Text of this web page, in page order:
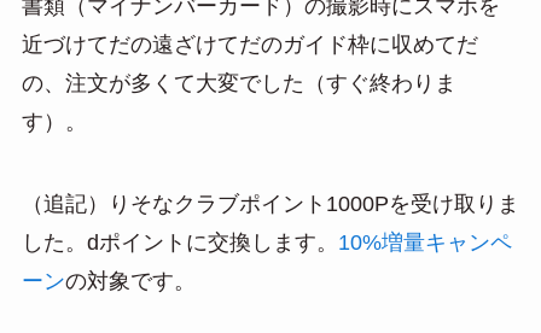
書類（マイナンバーカード）の撮影時にスマホを
近づけてだの遠ざけてだのガイド枠に収めてだ
の、注文が多くて大変でした（すぐ終わりま
す）。
（追記）りそなクラブポイント1000Pを受け取りま
した。dポイントに交換します。 10%増量キャンペ
ーンの対象です。